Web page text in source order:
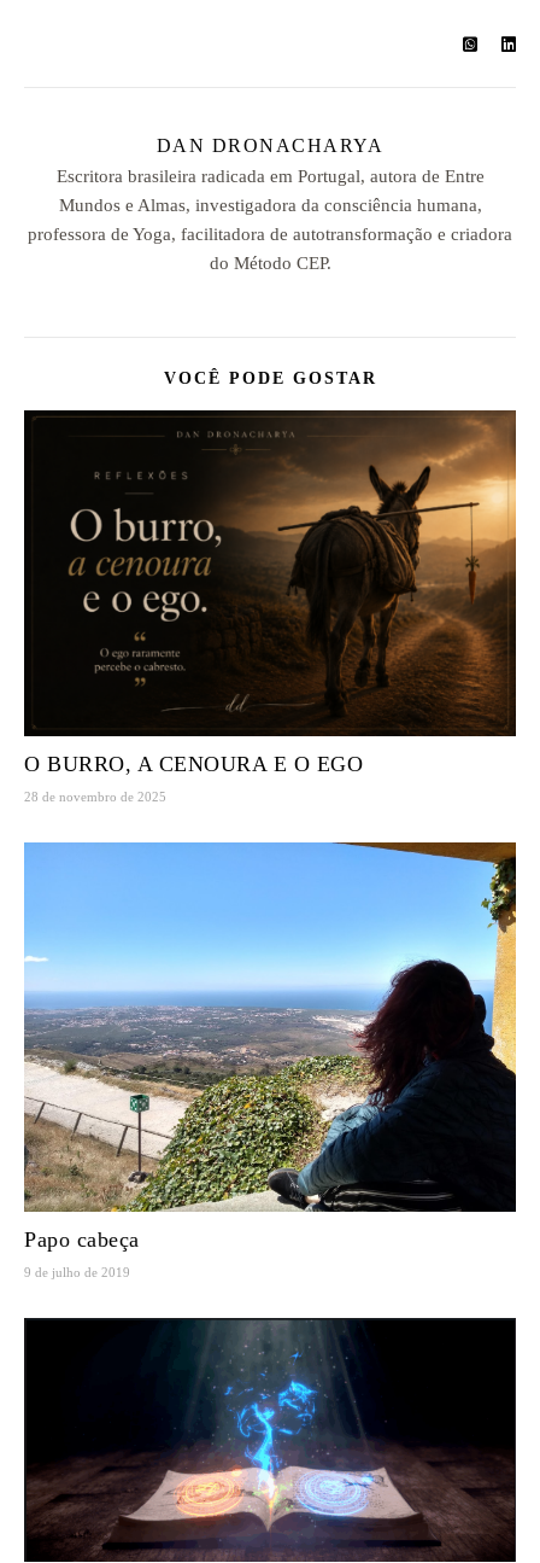
DAN DRONACHARYA
Escritora brasileira radicada em Portugal, autora de Entre
Mundos e Almas, investigadora da consciência humana,
professora de Yoga, facilitadora de autotransformação e criadora
do Método CEP.
VOCÊ PODE GOSTAR
O BURRO, A CENOURA E O EGO
28 de novembro de 2025
Papo cabeça
9 de julho de 2019